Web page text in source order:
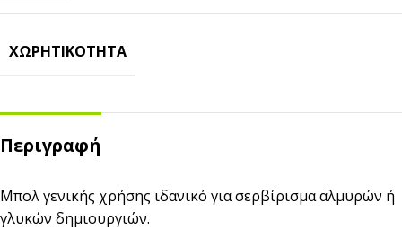
ΧΩΡΗΤΙΚΌΤΗΤΑ
Περιγραφή
Μπολ γενικής χρήσης ιδανικό για σερβίρισμα αλμυρών ή
γλυκών δημιουργιών.